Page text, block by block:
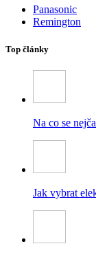
Panasonic
Remington
Top články
Na co se
Jak vybrat